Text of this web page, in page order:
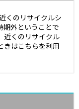
くのリサイクルシ
期外ということで
近くのリサイクル
きはこちらを利用